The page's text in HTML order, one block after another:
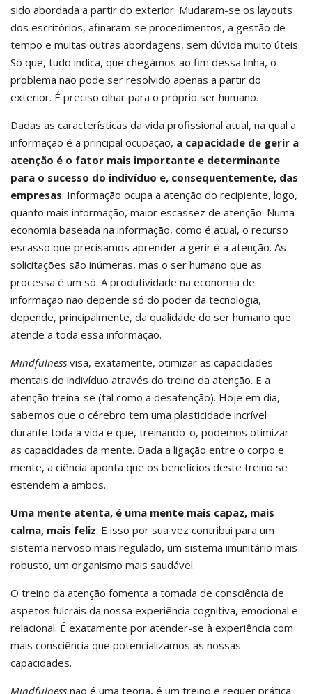
sido abordada a partir do exterior. Mudaram-se os layouts
dos escritórios, afinaram-se procedimentos, a gestão de
tempo e muitas outras abordagens, sem dúvida muito úteis.
Só que, tudo indica, que chegámos ao fim dessa linha, o
problema não pode ser resolvido apenas a partir do
exterior. É preciso olhar para o próprio ser humano.
Dadas as características da vida profissional atual, na qual a
informação é a principal ocupação, a capacidade de gerir a
atenção é o fator mais importante e determinante
para o sucesso do indivíduo e, consequentemente, das
empresas. Informação ocupa a atenção do recipiente, logo,
quanto mais informação, maior escassez de atenção. Numa
economia baseada na informação, como é atual, o recurso
escasso que precisamos aprender a gerir é a atenção. As
solicitações são inúmeras, mas o ser humano que as
processa é um só. A produtividade na economia de
informação não depende só do poder da tecnologia,
depende, principalmente, da qualidade do ser humano que
atende a toda essa informação.
Mindfulness visa, exatamente, otimizar as capacidades
mentais do indivíduo através do treino da atenção. E a
atenção treina-se (tal como a desatenção). Hoje em dia,
sabemos que o cérebro tem uma plasticidade incrível
durante toda a vida e que, treinando-o, podemos otimizar
as capacidades da mente. Dada a ligação entre o corpo e
mente, a ciência aponta que os benefícios deste treino se
estendem a ambos.
Uma mente atenta, é uma mente mais capaz, mais
calma, mais feliz. E isso por sua vez contribui para um
sistema nervoso mais regulado, um sistema imunitário mais
robusto, um organismo mais saudável.
O treino da atenção fomenta a tomada de consciência de
aspetos fulcrais da nossa experiência cognitiva, emocional e
relacional. É exatamente por atender-se à experiência com
mais consciência que potencializamos as nossas
capacidades.
Mindfulness não é uma teoria, é um treino e requer prática.